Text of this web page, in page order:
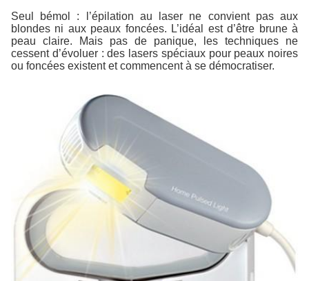
Seul bémol : l’épilation au laser ne convient pas aux
blondes ni aux peaux foncées. L’idéal est d’être brune à
peau claire. Mais pas de panique, les techniques ne
cessent d’évoluer : des lasers spéciaux pour peaux noires
ou foncées existent et commencent à se démocratiser.